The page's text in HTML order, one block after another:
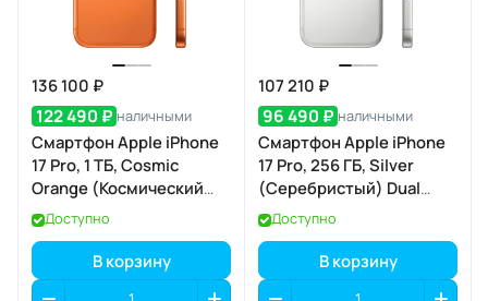
136 100 ₽
122 490 ₽ наличными
Смартфон Apple iPhone
17 Pro, 1 ТБ, Cosmic
Orange (Космический
оранжевый) Dual eSIM
Доступно
В корзину
107 210 ₽
96 490 ₽ наличными
Смартфон Apple iPhone
17 Pro, 256 ГБ, Silver
(Серебристый) Dual
eSIM
Доступно
В корзину